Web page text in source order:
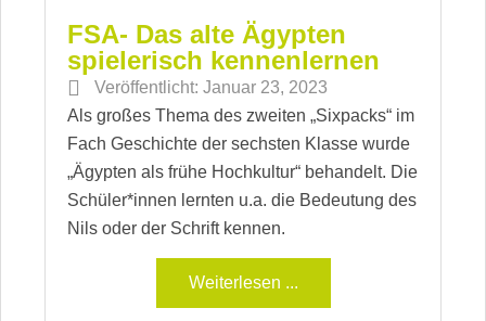
FSA- Das alte Ägypten
spielerisch kennenlernen
Veröffentlicht: Januar 23, 2023
Als großes Thema des zweiten „Sixpacks“ im
Fach Geschichte der sechsten Klasse wurde
„Ägypten als frühe Hochkultur“ behandelt. Die
Schüler*innen lernten u.a. die Bedeutung des
Nils oder der Schrift kennen.
Weiterlesen ...